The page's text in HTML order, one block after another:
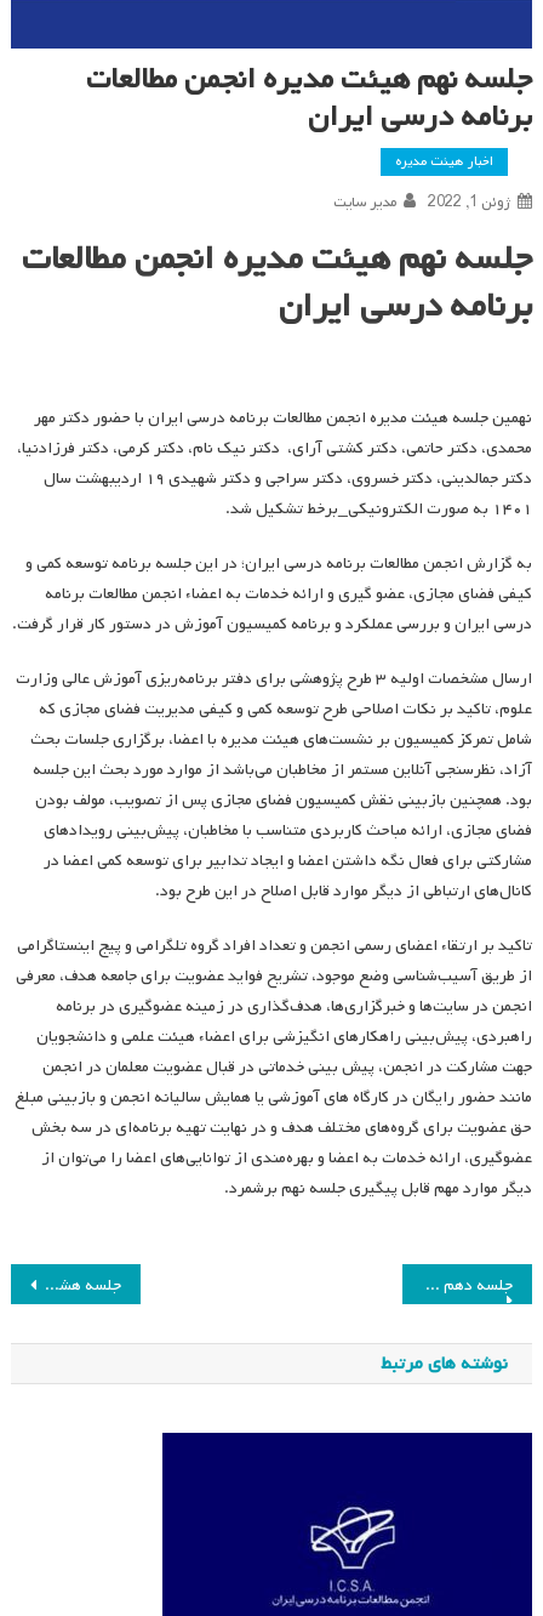
جلسه نهم هیئت مدیره انجمن مطالعات
برنامه درسی ایران
اخبار هیئت مدیره
ژوئن 1, 2022 مدیر سایت
جلسه نهم هیئت مدیره انجمن مطالعات
برنامه درسی ایران
نهمین جلسه هیئت مدیره انجمن مطالعات برنامه درسی ایران با حضور دکتر مهر
محمدی، دکتر حاتمی، دکتر کشتی آرای، دکتر نیک نام، دکتر کرمی، دکتر فرزادنیا،
دکتر جمالدینی، دکتر خسروی، دکتر سراجی و دکتر شهیدی ۱۹ اردیبهشت سال
۱۴۰۱ به صورت الکترونیکی_برخط تشکیل شد.
به گزارش انجمن مطالعات برنامه درسی ایران؛ در این جلسه برنامه توسعه کمی و
کیفی فضای مجازی، عضو گیری و ارائه خدمات به اعضاء انجمن مطالعات برنامه
درسی ایران و بررسی عملکرد و برنامه کمیسیون آموزش در دستور کار قرار گرفت.
ارسال مشخصات اولیه ۳ طرح پژوهشی برای دفتر برنامه‌ریزی آموزش عالی وزارت
علوم، تاکید بر نکات اصلاحی طرح توسعه کمی و کیفی مدیریت فضای مجازی که
شامل تمرکز کمیسیون بر نشست‌های هیئت مدیره با اعضا، برگزاری جلسات بحث
آزاد، نظرسنجی آنلاین مستمر از مخاطبان می‌باشد از موارد مورد بحث این جلسه
بود. همچنین بازبینی نقش کمیسیون فضای مجازی پس از تصویب، مولف بودن
فضای مجازی، ارائه مباحث کاربردی متناسب با مخاطبان، پیش‌بینی رویدادهای
مشارکتی برای فعال نگه داشتن اعضا و ایجاد تدابیر برای توسعه کمی اعضا در
کانال‌های ارتباطی از دیگر موارد قابل اصلاح در این طرح بود.
تاکید بر ارتقاء اعضای رسمی انجمن و تعداد افراد گروه تلگرامی و پیج اینستاگرامی
از طریق آسیب‌شناسی وضع موجود، تشریح فواید عضویت برای جامعه هدف، معرفی
انجمن در سایت‌ها و خبرگزاری‌ها، هدف‌گذاری در زمینه عضوگیری در برنامه
راهبردی، پیش‌بینی راهکارهای انگیزشی برای اعضاء هیئت علمی و دانشجویان
جهت مشارکت در انجمن، پیش بینی خدماتی در قبال عضویت معلمان در انجمن
مانند حضور رایگان در کارگاه های آموزشی یا همایش سالیانه انجمن و بازبینی مبلغ
حق عضویت برای گروه‌های مختلف هدف و در نهایت تهیه برنامه‌ای در سه بخش
عضوگیری، ارائه خدمات به اعضا و بهره‌مندی از توانایی‌های اعضا را می‌توان از
دیگر موارد مهم قابل پیگیری جلسه نهم برشمرد.
راهبری
نوشته
جلسه هشتم هیئت مدیره انجمن مطالعات برنامه درسی ایران جلسه دهم هیئت مدیره انجمن مطالعات برنامه درسی ایران
نوشته های مرتبط